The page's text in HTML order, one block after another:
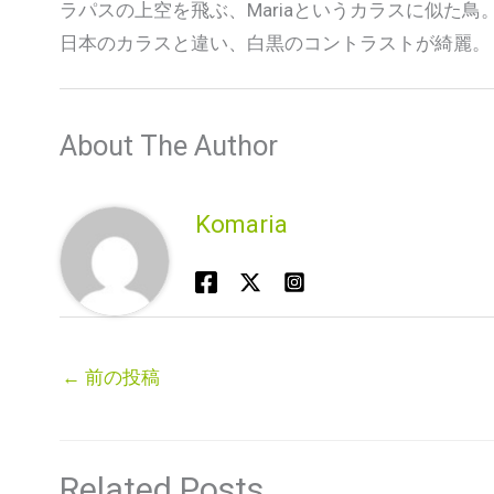
ラパスの上空を飛ぶ、Mariaというカラスに似た鳥。
日本のカラスと違い、白黒のコントラストが綺麗。
About The Author
Komaria
← 前の投稿